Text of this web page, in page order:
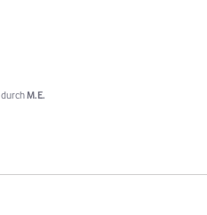
durchM.E.